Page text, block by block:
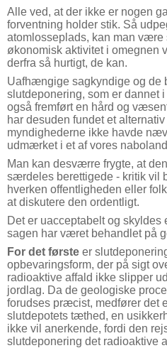
Alle ved, at der ikke er nogen
forventning holder stik. Så
atomlosseplads, kan man være
økonomisk aktivitet i omegnen
derfra så hurtigt, de kan.
Uafhængige sagkyndige og de
slutdeponering, som er dannet
også fremført en hård og
har desuden fundet et
myndighederne ikke havde
udmærket i et af vores
Man kan desværre frygte, at
særdeles berettigede - kritik vil
hverken offentligheden eller
at diskutere den ordentligt.
Det er uacceptabelt og skyldes
sagen har været behandlet på
For det første er
opbevaringsform, der på sigt
radioaktive affald ikke slipper
jordlag. Da de geologiske
forudses præcist, medfører det
slutdepotets tæthed, en
ikke vil anerkende, fordi den
slutdeponering det radioaktive